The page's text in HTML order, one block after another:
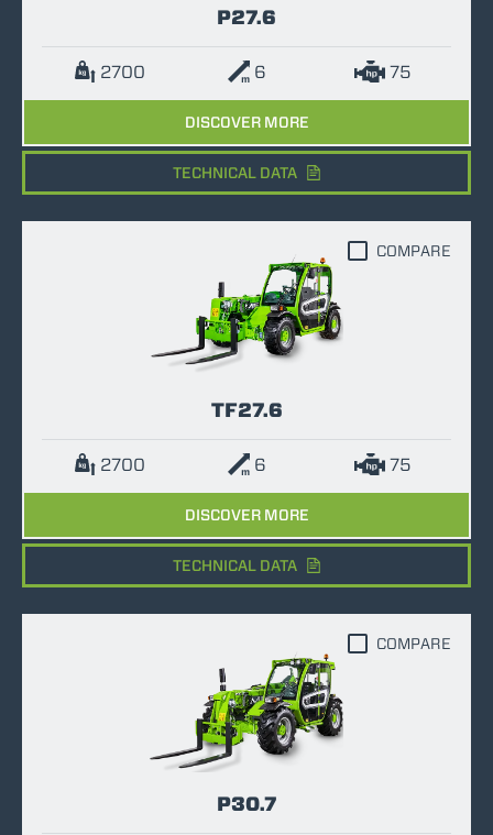
P27.6
2700 6 75
DISCOVER MORE
TECHNICAL DATA
TF27.6
2700 6 75
DISCOVER MORE
COMPARE
TECHNICAL DATA
P30.7
COMPARE